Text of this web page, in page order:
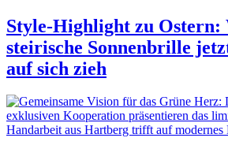
Style-Highlight zu Ostern:
steirische Sonnenbrille
auf sich zieh